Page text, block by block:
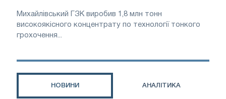
Михайлівський ГЗК виробив 1,8 млн тонн
високоякісного концентрату по технології тонкого
грохочення...
НОВИНИ АНАЛІТИКА